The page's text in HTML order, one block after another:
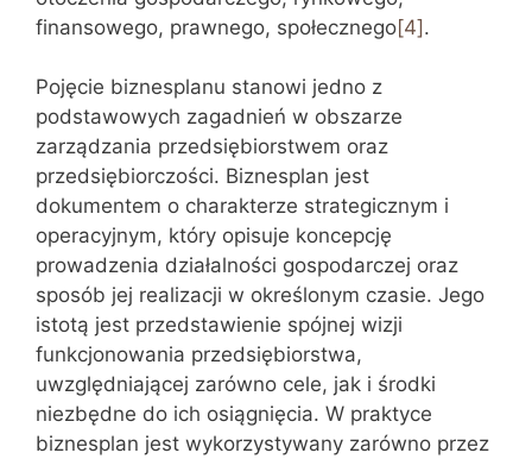
finansowego, prawnego, społecznego[4].
Pojęcie biznesplanu stanowi jedno z
podstawowych zagadnień w obszarze
zarządzania przedsiębiorstwem oraz
przedsiębiorczości. Biznesplan jest
dokumentem o charakterze strategicznym i
operacyjnym, który opisuje koncepcję
prowadzenia działalności gospodarczej oraz
sposób jej realizacji w określonym czasie. Jego
istotą jest przedstawienie spójnej wizji
funkcjonowania przedsiębiorstwa,
uwzględniającej zarówno cele, jak i środki
niezbędne do ich osiągnięcia. W praktyce
biznesplan jest wykorzystywany zarówno przez